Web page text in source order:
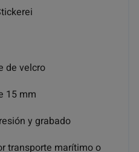
de velcro
15 mm
y grabado
transporte marítimo o